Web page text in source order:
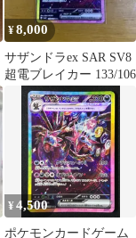
¥8,000
サザンドラex SAR SV8
超電ブレイカー 133/106
¥4,500
ポケモンカードゲーム